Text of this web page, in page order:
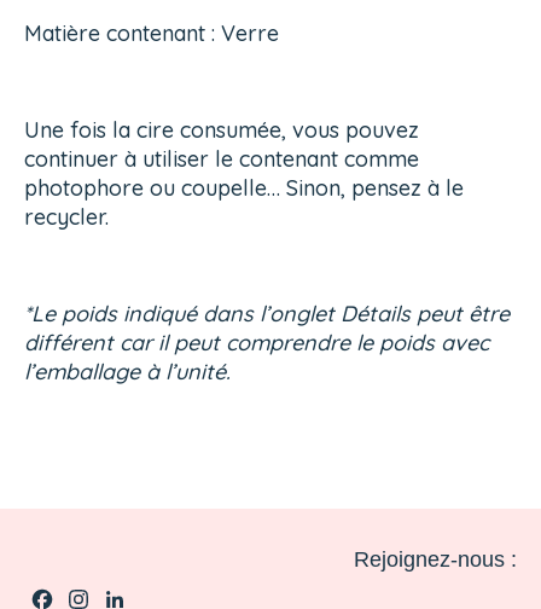
Matière contenant : Verre
Une fois la cire consumée, vous pouvez
continuer à utiliser le contenant comme
photophore ou coupelle… Sinon, pensez à le
recycler.
*Le poids indiqué dans l’onglet Détails peut être
différent car il peut comprendre le poids avec
l’emballage à l’unité.
Rejoignez-nous :
FacebookInstagram